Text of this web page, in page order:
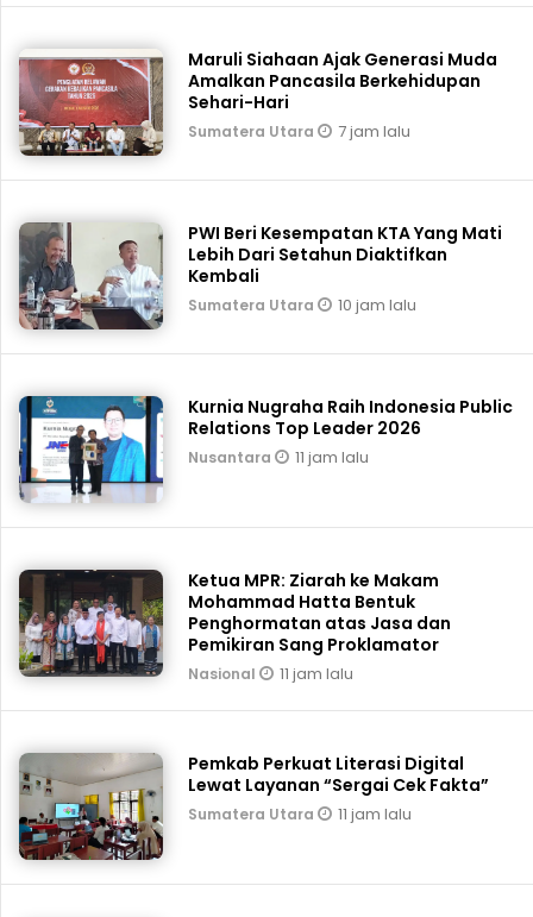
Maruli Siahaan Ajak Generasi Muda
Amalkan Pancasila Berkehidupan
Sehari-Hari
Sumatera Utara 7 jam lalu
PWI Beri Kesempatan KTA Yang Mati
Lebih Dari Setahun Diaktifkan
Kembali
Sumatera Utara 10 jam lalu
Kurnia Nugraha Raih Indonesia Public
Relations Top Leader 2026
Nusantara 11 jam lalu
Ketua MPR: Ziarah ke Makam
Mohammad Hatta Bentuk
Penghormatan atas Jasa dan
Pemikiran Sang Proklamator
Nasional 11 jam lalu
Pemkab Perkuat Literasi Digital
Lewat Layanan “Sergai Cek Fakta”
Sumatera Utara 11 jam lalu